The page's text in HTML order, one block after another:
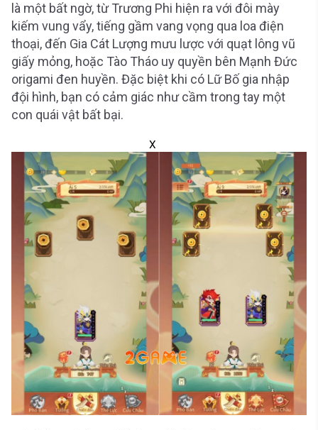
là một bất ngờ, từ Trương Phi hiện ra với đôi mày
kiếm vung vẩy, tiếng gầm vang vọng qua loa điện
thoại, đến Gia Cát Lượng mưu lược với quạt lông vũ
giấy mỏng, hoặc Tào Tháo uy quyền bên Mạnh Đức
origami đen huyền. Đặc biệt khi có Lữ Bố gia nhập
đội hình, bạn có cảm giác như cầm trong tay một
con quái vật bất bại.
X